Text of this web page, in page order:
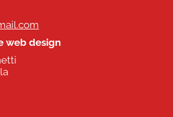
web design